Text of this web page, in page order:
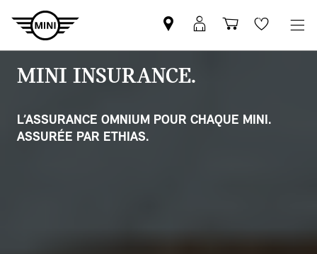
Trouver
un
partenaire
MINI
Connexion
MyMINI
PanierWishlist
MINI INSURANCE.
L’ASSURANCE OMNIUM POUR CHAQUE MINI.
ASSURÉE PAR ETHIAS.